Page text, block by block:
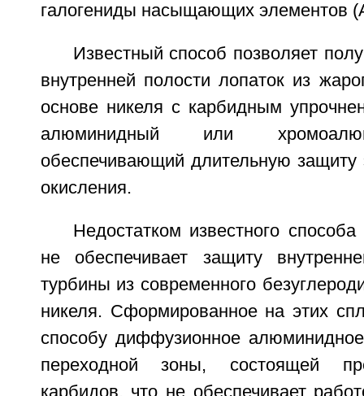
галогениды насыщающих элементов
Известный способ позволяет
внутренней полости лопаток из
основе никеля с карбидным
алюминидный или
обеспечивающий длительную защиту
окисления.
Недостатком известного
не обеспечивает защиту
турбины из современного
никеля. Сформированное на этих
способу диффузионное
переходной зоны, состоящей
карбидов, что не обеспечивает